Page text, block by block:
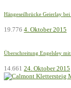
Hängeseilbrücke Geierlay
19.776 4. Oktober 2015
Überschreitung Engelsley
14.661 24. Oktober 2015